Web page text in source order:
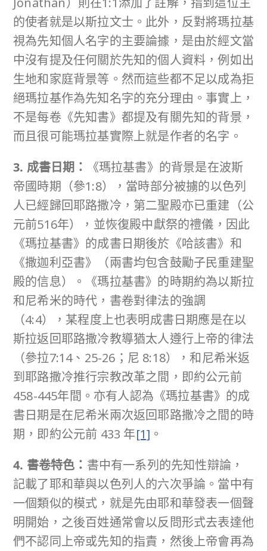
的使者就是以斯拉文士。此外，反對將瑪拉基
視為先知個人名字的主要論據，是由於經文當
中沒有提及任何關於先知的個人資料，例如出
生地和家庭背景等。然而這些都不足以成為拒
絕瑪拉基作為先知名字的充分理由。事實上，
不是每卷《先知書》都提及有關先知的背景，
而且很可能瑪拉基實際上就是作者的名字。
3. 成書日期：
《瑪拉基書》的背景是在波斯
帝國時期（參1:8），當時部分被擄的以色列
人已經歸回耶路撒冷，第二聖殿亦已重建（公
元前516年），並恢復殿中獻祭的禮儀，因此
《瑪拉基書》的成書日期後於《哈該書》和
《撒迦利亞書》（兩書均包含鼓勵子民重建聖
殿的信息）。《瑪拉基書》的時期約為以斯拉
和尼希米的時代，書卷對律法的強調
（4:4），某程度上也表明成書日期應是在以
斯拉返回耶路撒冷教導猶太人遵行上帝的律法
（參拉7:14、25-26；尼 8:18），和尼希米返
到耶路撒冷推行宗教改革之間，即約公元前
458-445年間。亦有人認為《瑪拉基書》的成
書日期是在尼希米兩次返回耶路撒冷之間的時
期，即約公元前 433 年[1] 。
4. 書卷特色： 書中有一系列的先知性辯論，
記載了耶和華與以色列人的六次爭論。當中有
一個類似的模式，就是先由耶和華發表一個聲
明開始，之後百姓通常會以反問形式去表達他
們不認同上帝或先知的指責，然後上帝會再為